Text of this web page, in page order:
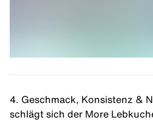
4. Geschmack, Konsistenz &
schlägt sich der More